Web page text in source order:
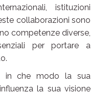
istituzioni
collaborazioni sono
competenze diverse,
per portare a
in che modo la sua
la sua visione